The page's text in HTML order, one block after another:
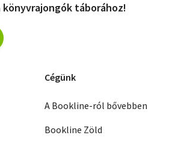
könyvrajongók táborához!
Cégünk
A Bookline-ról bővebben
Bookline Zöld